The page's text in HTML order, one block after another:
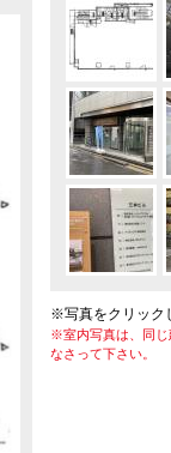
※写真をクリック
※室内写真は、同
なさって下さい。